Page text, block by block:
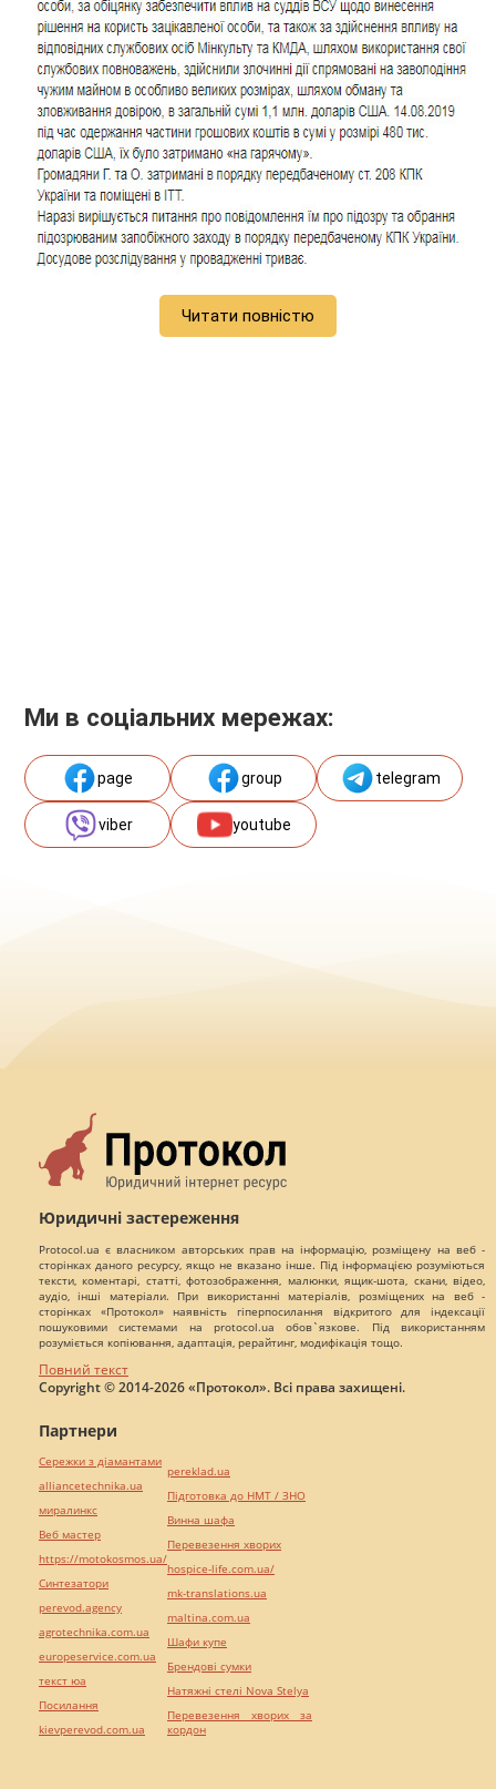
Читати повністю
Ми в соціальних мережах:
page group telegram
viber youtube
Юридичні застереження
Protocol.ua є власником авторських прав на інформацію, розміщену на веб -
сторінках даного ресурсу, якщо не вказано інше. Під інформацією розуміються
тексти, коментарі, статті, фотозображення, малюнки, ящик-шота, скани, відео,
аудіо, інші матеріали. При використанні матеріалів, розміщених на веб -
сторінках «Протокол» наявність гіперпосилання відкритого для індексації
пошуковими системами на protocol.ua обов`язкове. Під використанням
розуміється копіювання, адаптація, рерайтинг, модифікація тощо.
Повний текст
Copyright © 2014-2026 «Протокол». Всі права захищені.
Партнери
Сережки з діамантами
alliancetechnika.ua
миралинкс
Веб мастер
https://motokosmos.ua/
Синтезатори
perevod.agency
agrotechnika.com.ua
europeservice.com.ua
текст юа
Посилання
kievperevod.com.ua
pereklad.ua
Підготовка до НМТ / ЗНО
Винна шафа
Перевезення хворих
hospice-life.com.ua/
mk-translations.ua
maltina.com.ua
Шафи купе
Брендові сумки
Натяжні стелі Nova Stelya
Перевезення хворих за
кордон